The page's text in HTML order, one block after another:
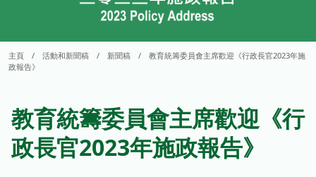
主頁 / 活動和新聞稿 / 新聞稿 /
教育統籌委員會主席歡迎《行政長官2023年施
政報告》
教育統籌委員會主席歡迎《行
政長官2023年施政報告》